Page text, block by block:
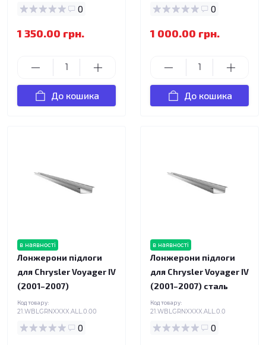
0
1 350.00 грн.
До кошика
0
1 000.00 грн.
До кошика
в наявності
Лонжерони підлоги
для Chrysler Voyager IV
(2001–2007)
Код товару:
21.WBLGRNXXXX.ALL.0.00
0
в наявності
Лонжерони підлоги
для Chrysler Voyager IV
(2001–2007) сталь
Код товару:
21.WBLGRNXXXX.ALL.0.0
0